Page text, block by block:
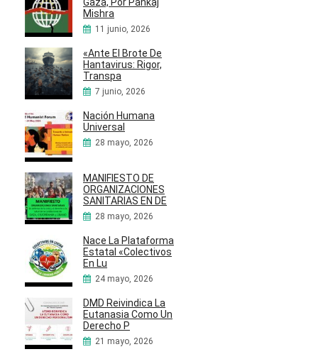
Gaza, Por Pankaj
Mishra
11 junio, 2026
«Ante El Brote De
Hantavirus: Rigor,
Transpa
7 junio, 2026
Nación Humana
Universal
28 mayo, 2026
MANIFIESTO DE
ORGANIZACIONES
SANITARIAS EN DE
28 mayo, 2026
Nace La Plataforma
Estatal «Colectivos
En Lu
24 mayo, 2026
DMD Reivindica La
Eutanasia Como Un
Derecho P
21 mayo, 2026